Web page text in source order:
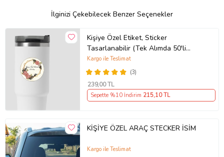
Transferin Üzerinden Desene Baskı Yaparak Stickerin Düzeye
Yapışmasını Sağlayın.Taşıyıcı Transferi Köşesinden Başlayarak
Yapıştırdığınız Alandan Yavaşça Ve Dikkatlice Sıyırın.Transferi
Çekerken Parçaların Taşıyıcıdan Ayrılıp Belirlemiş Olduğunuz Alana
Yapıştığından Emin Olun.Artık Stickeriniz Kullanıma Hazır. Tebrikler
Ürün Kodu:kcm38823166
İlginizi Çekebilecek Benzer Seçenekler
Kişiye Özel Etiket, Sticker
Tasarlanabilir (Tek Alımda 50'li
Gönderim Yapılmaktadır)
(3)
Kargo ile Teslimat
239,00 TL
Sepette %10 İndirim 215,10 TL
KİŞİYE ÖZEL ARAÇ STECKER İSİM
Kargo ile Teslimat